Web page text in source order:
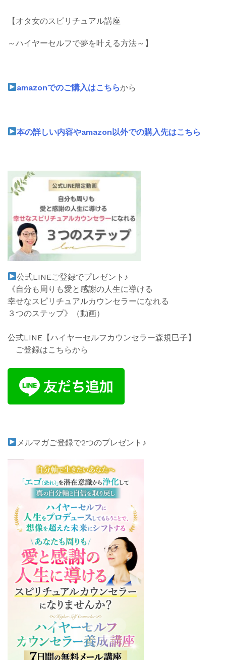
【オタ女のスピリチュアル講座
～ハイヤーセルフで夢を叶える方法～】
amazonでのご購入はこちらから
本の詳しい内容やamazon以外での購入先はこちら
公式LINEご登録でプレゼント♪
《自分も周りも愛と感謝の人生に導ける
幸せなスピリチュアルカウンセラーになれる
３つのステップ》
（動画）
公式LINE【ハイヤーセルフカウンセラー森規巳子】
ご登録はこちらから
メルマガご登録で2つのプレゼント♪